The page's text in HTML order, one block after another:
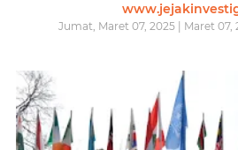
Jumat, Maret 07, 2025 | Maret 07,